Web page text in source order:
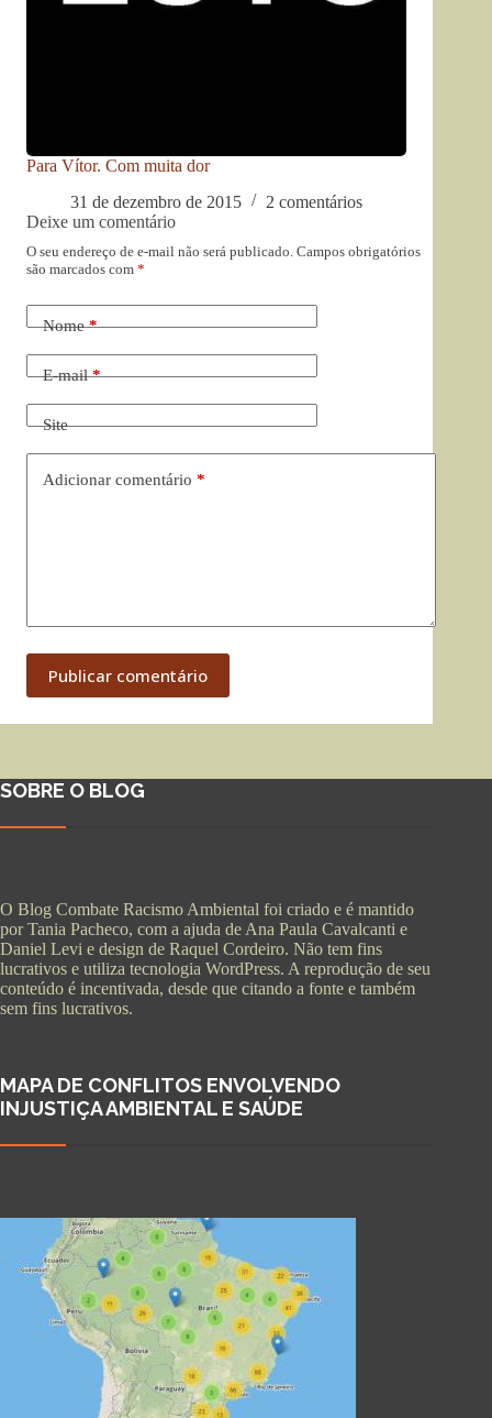
Para Vítor. Com muita dor
31 de dezembro de 2015
2 comentários
Deixe um comentário
O seu endereço de e-mail não será publicado. Campos obrigatórios
são marcados com *
Nome*
E-mail*
Site
Adicionar comentário *
Publicar comentário
SOBRE O BLOG
O Blog Combate Racismo Ambiental foi criado e é mantido
por Tania Pacheco, com a ajuda de Ana Paula Cavalcanti e
Daniel Levi e design de Raquel Cordeiro. Não tem fins
lucrativos e utiliza tecnologia WordPress. A reprodução de seu
conteúdo é incentivada, desde que citando a fonte e também
sem fins lucrativos.
MAPA DE CONFLITOS ENVOLVENDO
INJUSTIÇA AMBIENTAL E SAÚDE